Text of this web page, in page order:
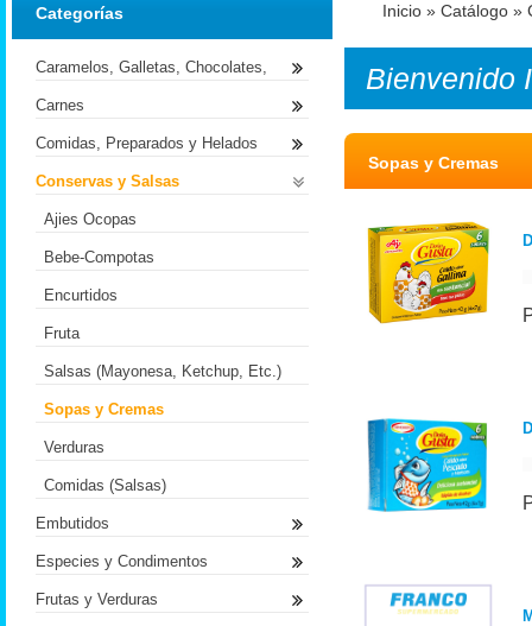
Inicio » Catálogo »
Bienvenido
Sopas y Cremas
Categorías
Caramelos, Galletas, Chocolates,
Carnes
Comidas, Preparados y Helados
Conservas y Salsas
Ajies Ocopas
Bebe-Compotas
Encurtidos
Fruta
Salsas (Mayonesa, Ketchup, Etc.)
Sopas y Cremas
Verduras
Comidas (Salsas)
Embutidos
Especies y Condimentos
Frutas y Verduras